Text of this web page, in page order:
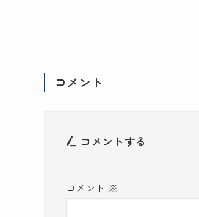
コメント
コメントする
コメント ※